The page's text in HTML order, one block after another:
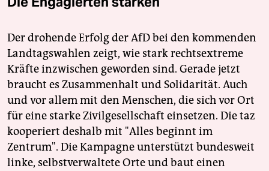
Der drohende Erfolg der AfD bei den kommenden
Landtagswahlen zeigt, wie stark rechtsextreme
Kräfte inzwischen geworden sind. Gerade jetzt
braucht es Zusammenhalt und Solidarität. Auch
und vor allem mit den Menschen, die sich vor Ort
für eine starke Zivilgesellschaft einsetzen. Die taz
kooperiert deshalb mit "Alles beginnt im
Zentrum". Die Kampagne unterstützt bundesweit
linke, selbstverwaltete Orte und baut einen